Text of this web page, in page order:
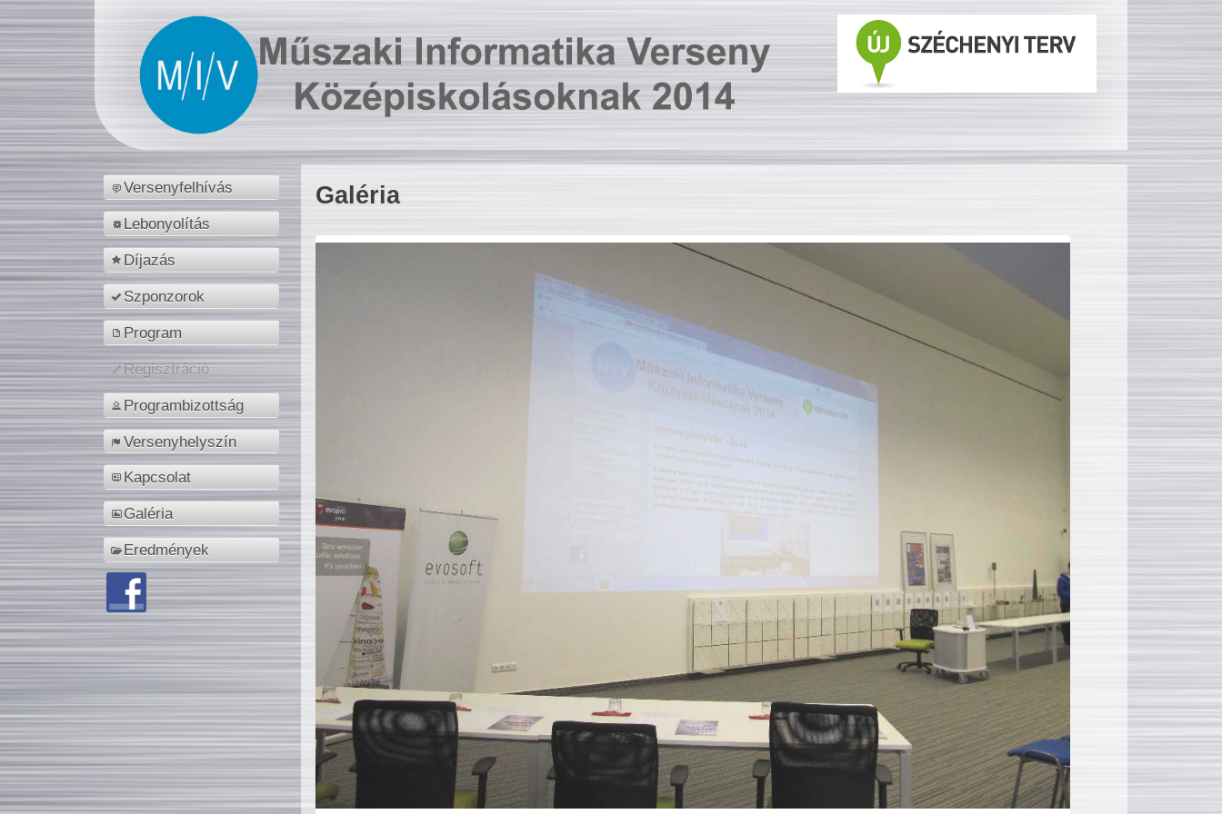
Versenyfelhívás
Lebonyolítás
Díjazás
Szponzorok
Program
Regisztráció
Programbizottság
Versenyhelyszín
Kapcsolat
Galéria
Eredmények
Galéria